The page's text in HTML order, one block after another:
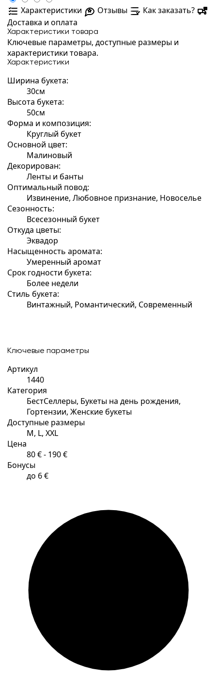
Характеристики Отзывы
Как заказать?
Доставка и оплата
Характеристики товара
Ключевые параметры, доступные размеры и
характеристики товара.
Характеристики
Ширина букета:
30см
Высота букета:
50см
Форма и композиция:
Круглый букет
Основной цвет:
Малиновый
Декорирован:
Ленты и банты
Оптимальный повод:
Извинение, Любовное признание, Новоселье
Сезонность:
Всесезонный букет
Откуда цветы:
Эквадор
Насыщенность аромата:
Умеренный аромат
Срок годности букета:
Более недели
Стиль букета:
Винтажный, Романтический, Современный
Ключевые параметры
Артикул
1440
Категория
БестСеллеры, Букеты на день рождения,
Гортензии, Женские букеты
Доступные размеры
M, L, XXL
Цена
80 € - 190 €
Бонусы
до 6 €